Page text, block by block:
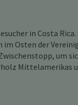
in Costa
Osten der
um
Mittelamerikas